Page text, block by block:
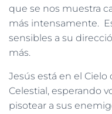
que se nos muestra
más intensamente.
sensibles a su
más.
Jesús está en el Cielo
Celestial, esperando
pisotear a sus